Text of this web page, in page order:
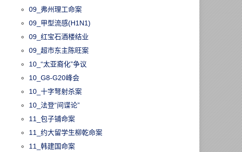
09_弗州理工命案
09_甲型流感(H1N1)
09_红宝石酒楼结业
09_超市东主陈旺案
10_“太亚裔化”争议
10_G8-G20峰会
10_十字弩射杀案
10_法登“间谍论”
11_包子铺命案
11_约大留学生柳乾命案
11_韩建国命案